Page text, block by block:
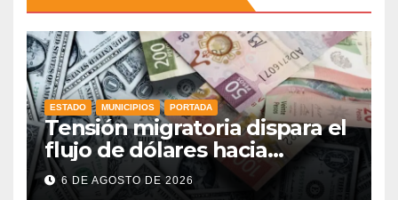
ESTADO MUNICIPIOS PORTADA
Tensión migratoria dispara el
flujo de dólares hacia
municipios de Guanajuato
6 DE AGOSTO DE 2026